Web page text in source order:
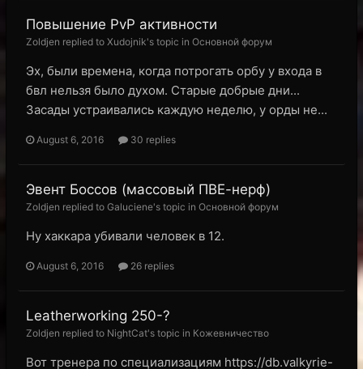
Повышение PvP активности
Zoldjen replied to Xudojnik's topic in Основной форум
Эх, были времена, когда потрогать орбу у входа в
бвл нельзя было духом. Старые добрые дни...
Засады устраивались каждую неделю, у орды не...
August 6, 2016 30 replies
Эвент Боссов (массовый ПВЕ-нерф)
Zoldjen replied to Galuciene's topic in Основной форум
Ну хаккара убивали человек в 12.
August 6, 2016 26 replies
Leatherworking 250-?
Zoldjen replied to NightCat's topic in Кожевничество
Вот тренера по специализациям https://db.valkyrie-